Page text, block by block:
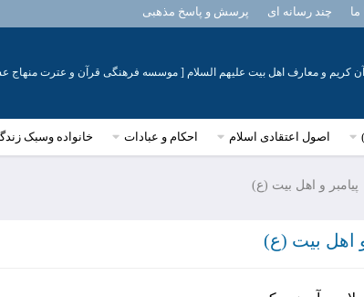
چند رسانه ای پرسش و پاسخ مذهبی
کریم و معارف اهل بیت علیهم السلام [ موسسه فرهنگی قرآن و عترت منهاج
اصول اعتقادی اسلام احکام و عبادات خانواده وسبک
پیامبر و اهل بیت (ع)
و اهل بیت (ع)